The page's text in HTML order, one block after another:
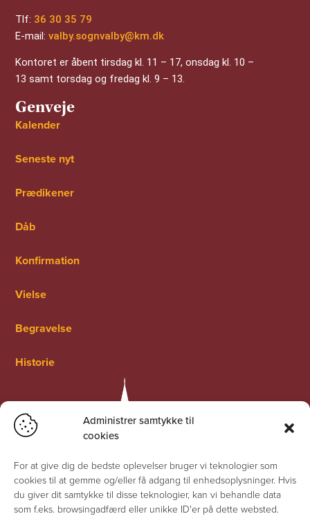
Administrer samtykke til
cookies
For at give dig de bedste oplevelser bruger vi teknologier som
cookies til at gemme og/eller få adgang til enhedsoplysninger. Hvis
du giver dit samtykke til disse teknologier, kan vi behandle data
som f.eks. browsingadfærd eller unikke ID'er på dette websted.
Tlf: 36 30 35 79
E-mail:valby.sognvalby@km.dk
Kontoret er åbent tirsdag kl. 11 – 17, onsdag kl. 10 –
13 samt torsdag og fredag kl. 9 – 13.
Genveje
Kalender
Seneste nyt
Prædikener
Dåb
Konfirmation
Vielse
Begravelse
Historie